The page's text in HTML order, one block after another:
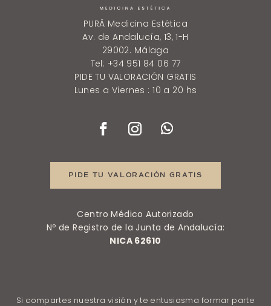
PURÄ Medicina Estética
Av. de Andalucía, 13, 1-H
29002. Málaga
Tel: +34 951 84 06 77
PIDE TU VALORACIÓN GRATIS
Lunes a Viernes : 10 a 20 hs
PIDE TU VALORACIÓN GRATIS
Centro Médico Autorizado
Nº de Registro de la Junta de Andalucía:
NICA 62610
Si compartes nuestra visión y te entusiasma formar parte